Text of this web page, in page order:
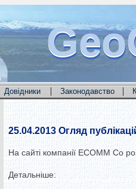
Довідники | Законодавство |
25.04.2013 Огляд
На сайті компанії ECOMM Co
Детальніше: